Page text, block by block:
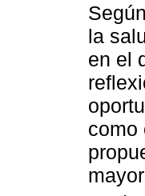
la
en el
como